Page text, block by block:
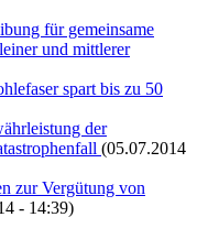
für gemeinsame
und mittlerer
spart bis zu 50
der
(05.07.2014
zur Vergütung von
- 14:39)